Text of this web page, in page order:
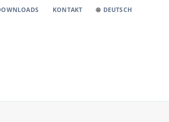
KONTAKT DEUTSCH